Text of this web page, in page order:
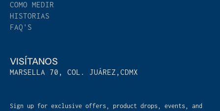
COMO MEDIR
HISTORIAS
FAQ'S
VISÍTANOS
MARSELLA 70, COL. JUÁREZ,CDMX
Sign up for exclusive offers, product drops, events, and